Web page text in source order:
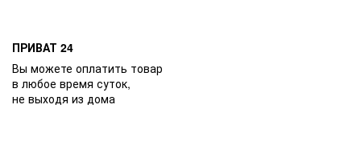
ПРИВАТ 24
Вы можете оплатить товар
в любое время суток,
не выходя из дома